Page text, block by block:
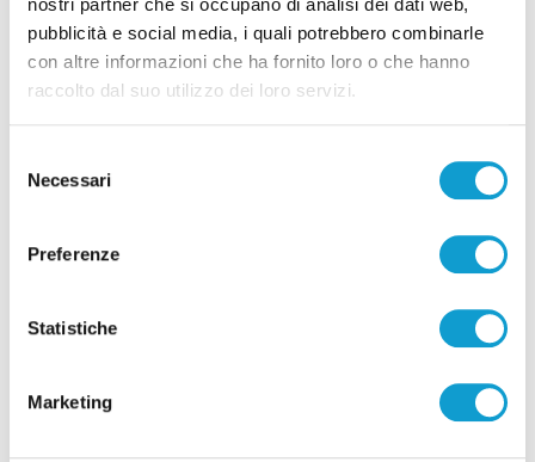
nostri partner che si occupano di analisi dei dati web,
pubblicità e social media, i quali potrebbero combinarle
con altre informazioni che ha fornito loro o che hanno
raccolto dal suo utilizzo dei loro servizi.
delNecessari
Preferenze
Statistiche
Marketing